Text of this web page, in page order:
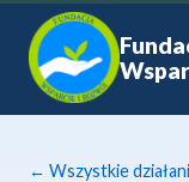
← Wszystkie